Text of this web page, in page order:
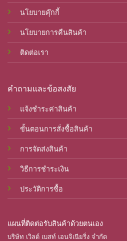
นโยบายคุ๊กกี้
นโยบายการคืนสินค้า
ติดต่อเรา
คำถามและข้อสงสัย
แจ้งชำระค่าสินค้า
ขั้นตอนการสั่งซื้อสินค้า
การจัดส่งสินค้า
วิธีการชำระเงิน
ประวัติการซื้อ
แผนที่ติดต่อรับสินค้าด้วยตนเอง
บริษัท เวิลด์ เบสท์ เอนจิเนียริ่ง จำกัด